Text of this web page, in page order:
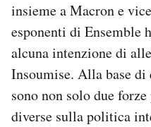
insieme a Macron e
esponenti di Ensemble
alcuna intenzione di
Insoumise. Alla base
sono non solo due
diverse sulla politica